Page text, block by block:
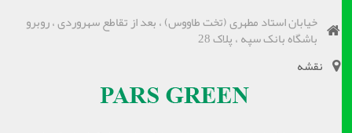
خیابان استاد مطهری (تخت طاووس) ، بعد از تقاطع سهروردی ، روبرو
باشگاه بانک سپه ، پلاک 28
نقشه